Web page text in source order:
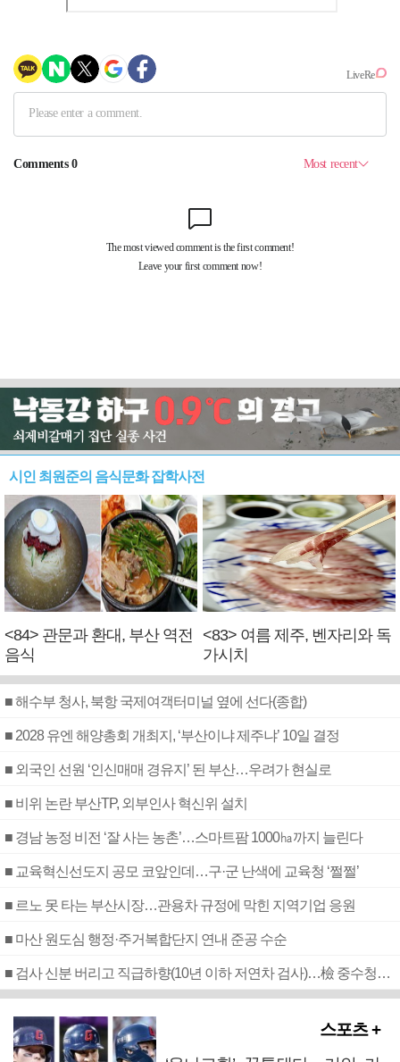
시인 최원준의 음식문화 잡학사전
<84> 관문과 환대, 부산 역전
음식
<83> 여름 제주, 벤자리와 독
가시치
■ 해수부 청사, 북항 국제여객터미널 옆에 선다(종합)
■ 2028 유엔 해양총회 개최지, ‘부산이냐 제주냐’ 10일 결정
■ 외국인 선원 ‘인신매매 경유지’ 된 부산…우려가 현실로
■ 비위 논란 부산TP, 외부인사 혁신위 설치
■ 경남 농정 비전 ‘잘 사는 농촌’…스마트팜 1000㏊까지 늘린다
■ 교육혁신선도지 공모 코앞인데…구·군 난색에 교육청 ‘쩔쩔’
■ 르노 못 타는 부산시장…관용차 규정에 막힌 지역기업 응원
■ 마산 원도심 행정·주거복합단지 연내 준공 수순
■ 검사 신분 버리고 직급하향(10년 이하 저연차 검사)…檢 중수청행 기피
스포츠 +